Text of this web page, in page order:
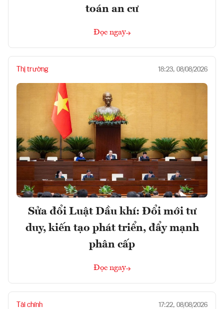
toán an cư
Đọc ngay
Thị trường 18:23, 08/08/2026
Sửa đổi Luật Dầu khí: Đổi mới tư
duy, kiến tạo phát triển, đẩy mạnh
phân cấp
Đọc ngay
Tài chính 17:22, 08/08/2026